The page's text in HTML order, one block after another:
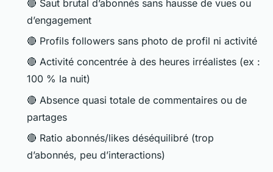
🔴 Saut brutal d’abonnés sans hausse de vues ou
d’engagement
🔴 Profils followers sans photo de profil ni activité
🔴 Activité concentrée à des heures irréalistes (ex :
100 % la nuit)
🔴 Absence quasi totale de commentaires ou de
partages
🔴 Ratio abonnés/likes déséquilibré (trop
d’abonnés, peu d’interactions)